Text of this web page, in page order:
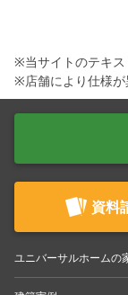
※当サイトのテキス
※店舗により仕様が
資料
ユニバーサルホームの